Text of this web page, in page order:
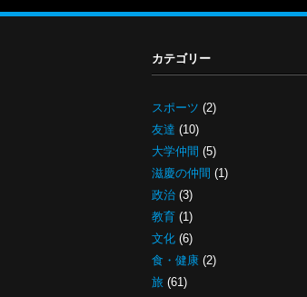
カテゴリー
スポーツ (2)
友達 (10)
大学仲間 (5)
滋慶の仲間 (1)
政治 (3)
教育 (1)
文化 (6)
食・健康 (2)
旅 (61)